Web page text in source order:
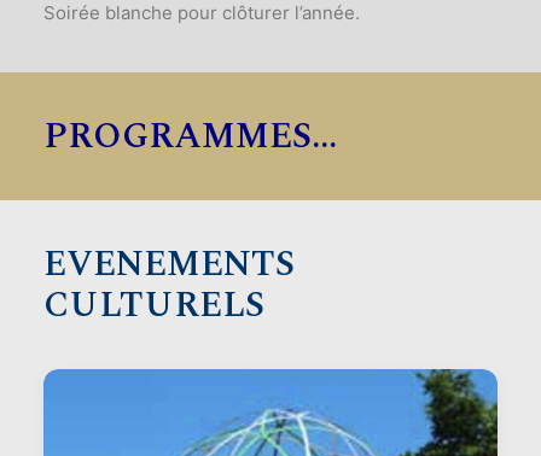
Soirée blanche pour clôturer l’année.
PROGRAMMES...
EVENEMENTS
CULTURELS